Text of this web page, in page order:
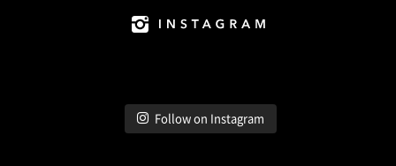
Follow on Instagram